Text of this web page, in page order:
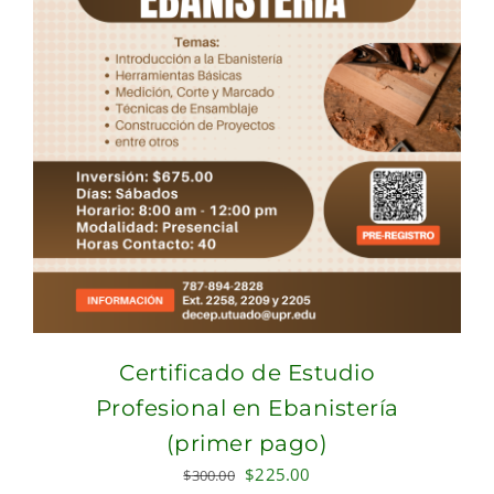
Certificado de Estudio
Profesional en Ebanistería
(primer pago)
$300.00 Original
$225.00